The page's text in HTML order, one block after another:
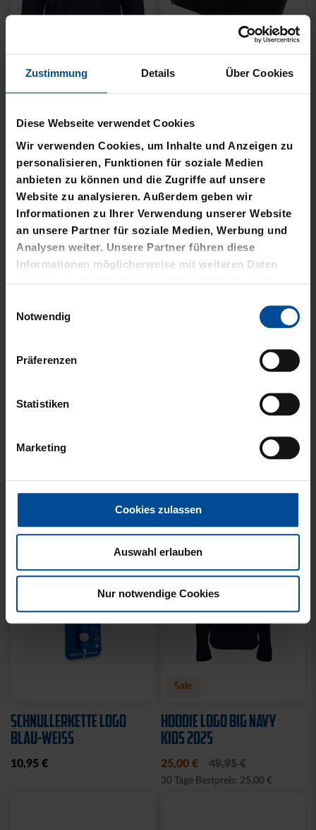
Zustimmung Details Über Cookies
Diese Webseite verwendet Cookies
Wir verwenden Cookies, um Inhalte und Anzeigen zu
personalisieren, Funktionen für soziale Medien
anbieten zu können und die Zugriffe auf unsere
Website zu analysieren. Außerdem geben wir
Informationen zu Ihrer Verwendung unserer Website
an unsere Partner für soziale Medien, Werbung und
Analysen weiter. Unsere Partner führen diese
Informationen möglicherweise mit weiteren Daten
gesammelt haben.
Notwendig
Präferenzen
Statistiken
Marketing
Cookies zulassen
Auswahl erlauben
Nur notwendige Cookies
Neu
SCHRIFTZUG NAVY
69,95 €
METALLIC NAVY
24,95 €
KUSCHELTUCH MIT
SCHNULLERKETTE LOGO
BLAU-WEISS
10,95 €
Sale
HOODIE LOGO BIG NAVY
KIDS 2025
25,00 € 49,95 €
30 Tage Bestpreis: 25,00 €